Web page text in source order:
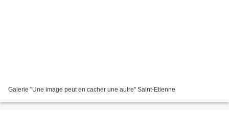
Galerie "Une image peut en cacher une autre" Saint-Etienne